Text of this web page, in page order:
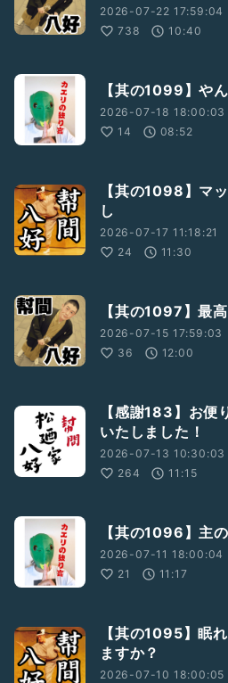
2026-07-22 17:59:04
738
10:40
【其の1099】や
2026-07-18 18:00:03
14
08:52
【其の1098】マ
し
2026-07-17 11:18:21
24
11:30
【其の1097】最
2026-07-15 17:59:03
36
12:00
【感謝183】お便
いたしました！
2026-07-13 10:30:03
264
11:15
【其の1096】主
2026-07-11 18:00:04
21
11:17
【其の1095】眠
ますか？
2026-07-10 18:00:05